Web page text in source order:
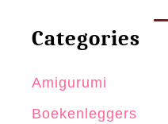
Categories
Amigurumi
Boekenleggers